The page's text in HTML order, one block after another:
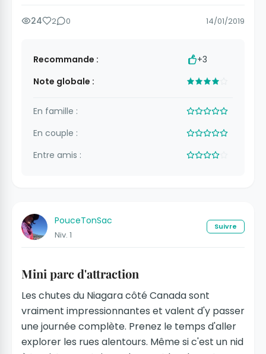
24 2 0 14/01/2019
Recommande :
+3
Note globale :
En famille :
En couple :
Entre amis :
PouceTonSac
Niv. 1
Suivre
Mini parc d'attraction
Les chutes du Niagara côté Canada sont
vraiment impressionnantes et valent d'y passer
une journée complète. Prenez le temps d'aller
explorer les rues alentours. Même si c'est un nid